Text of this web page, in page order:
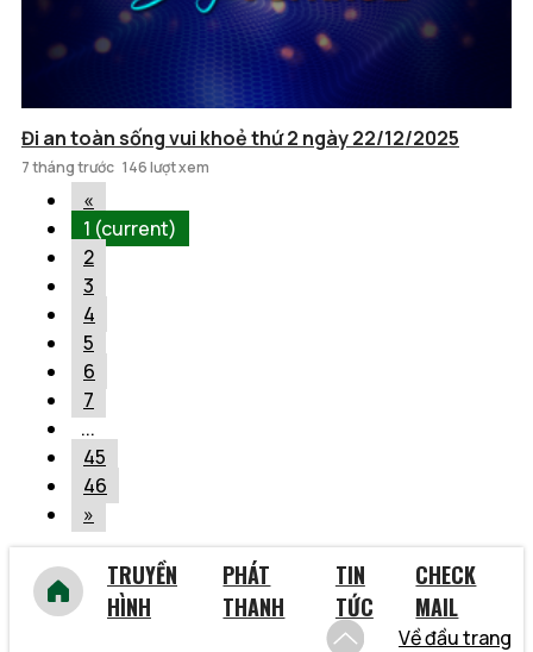
Đi an toàn sống vui khoẻ thứ 2 ngày 22/12/2025
7 tháng trước 146 lượt xem
«
1 (current)
2
3
4
5
6
7
...
45
46
»
TRUYỀN
HÌNH
PHÁT
THANH
TIN
TỨC
CHECK
MAIL
Về đầu trang